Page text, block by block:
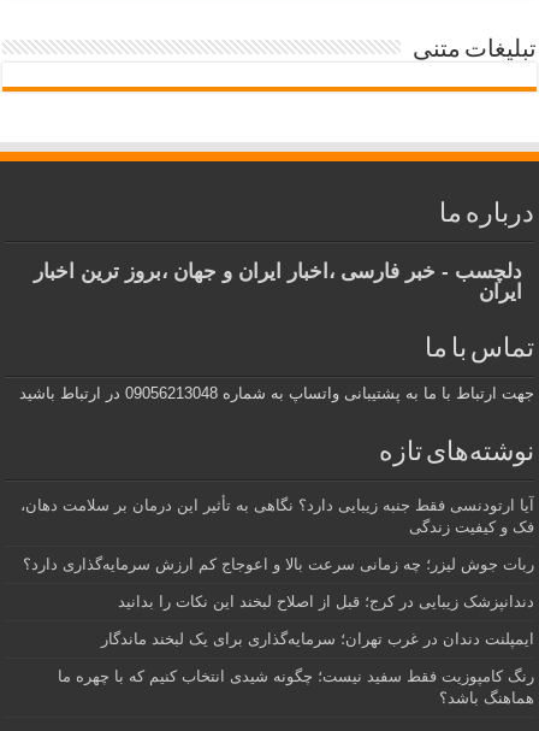
تبلیغات متنی
درباره ما
دلچسب - خبر فارسی ،اخبار ایران و جهان ،بروز ترین اخبار
ایران
تماس با ما
جهت ارتباط با ما به پشتیبانی واتساپ به شماره 09056213048 در ارتباط باشید
نوشته‌های تازه
آیا ارتودنسی فقط جنبه زیبایی دارد؟ نگاهی به تأثیر این درمان بر سلامت دهان،
فک و کیفیت زندگی
ربات جوش لیزر؛ چه زمانی سرعت بالا و اعوجاج کم ارزش سرمایه‌گذاری دارد؟
دندانپزشک زیبایی در کرج؛ قبل از اصلاح لبخند این نکات را بدانید
ایمپلنت دندان در غرب تهران؛ سرمایه‌گذاری برای یک لبخند ماندگار
رنگ کامپوزیت فقط سفید نیست؛ چگونه شیدی انتخاب کنیم که با چهره ما
هماهنگ باشد؟